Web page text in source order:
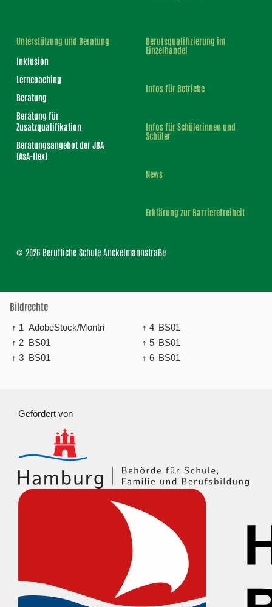
Unterstützung und Beratung
Inklusion
Lerncoaching
Beratung
Beratung für
Zusatzqualifikation
Beratungsangebot der JBA
(AsA-flex)
Berufsqualifizierung im
Einzelhandel
Infos für Betriebe
Infos für Schülerinnen und
Schüler
News
Erklärung zur Barrierefreiheit
© 2026 Berufliche Schule Anckelmannstraße
Bildrechte
↑ 1 AdobeStock/Montri
↑ 2 BS01
↑ 3 BS01
↑ 4 BS01
↑ 5 BS01
↑ 6 BS01
Gefördert von